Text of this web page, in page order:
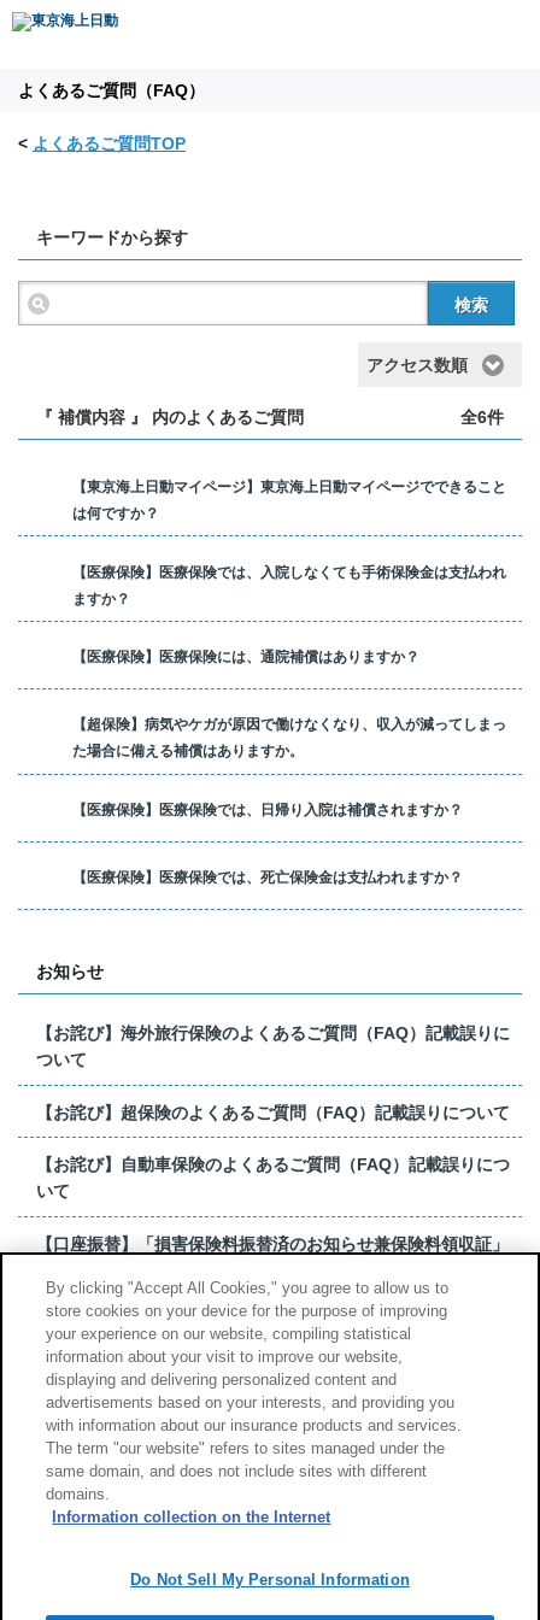
よくあるご質問（FAQ）
< よくあるご質問TOP
キーワードから探す
検索
アクセス数順
『 補償内容 』 内のよくあるご質問 全6件
【東京海上日動マイページ】東京海上日動マイページでできること
は何ですか？
【医療保険】医療保険では、入院しなくても手術保険金は支払われ
ますか？
【医療保険】医療保険には、通院補償はありますか？
【超保険】病気やケガが原因で働けなくなり、収入が減ってしまっ
た場合に備える補償はありますか。
【医療保険】医療保険では、日帰り入院は補償されますか？
【医療保険】医療保険では、死亡保険金は支払われますか？
お知らせ
【お詫び】海外旅行保険のよくあるご質問（FAQ）記載誤りに
ついて
【お詫び】超保険のよくあるご質問（FAQ）記載誤りについて
【お詫び】自動車保険のよくあるご質問（FAQ）記載誤りにつ
いて
【口座振替】「損害保険料振替済のお知らせ兼保険料領収証」
【お詫び】超保険のよくあるご質問（FAQ）記載誤りについて
もっと見る
サイトのご利用について
勧誘方針
By clicking "Accept All Cookies," you agree to allow us to
store cookies on your device for the purpose of improving
your experience on our website, compiling statistical
information about your visit to improve our website,
displaying and delivering personalized content and
advertisements based on your interests, and providing you
with information about our insurance products and services.
The term "our website" refers to sites managed under the
same domain, and does not include sites with different
domains.
Information collection on the Internet
Do Not Sell My Personal Information